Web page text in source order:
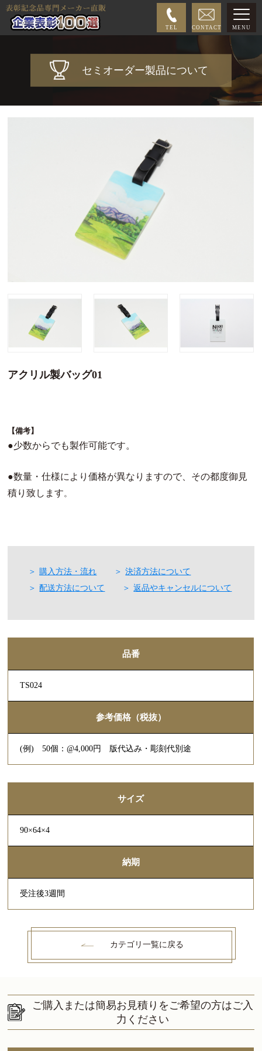
TEL CONTACT MENU
セミオーダー製品について
アクリル製バッグ01
【備考】
●少数からでも製作可能です。
●数量・仕様により価格が異なりますので、その都度御見
積り致します。
購入方法・流れ
決済方法について
配送方法について
返品やキャンセルについて
品番
TS024
参考価格（税抜）
(例) 50個：@4,000円 版代込み・彫刻代別途
サイズ
90×64×4
納期
受注後3週間
カテゴリ一覧に戻る
ご購入または簡易お見積りをご希望の方はご入
力ください